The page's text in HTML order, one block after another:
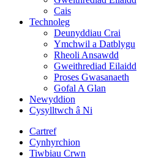
Cais
Technoleg
Deunyddiau Crai
Ymchwil a Datblygu
Rheoli Ansawdd
Gweithrediad Eilaidd
Proses Gwasanaeth
Gofal A Glan
Newyddion
Cysylltwch â Ni
Cartref
Cynhyrchion
Tiwbiau Crwn